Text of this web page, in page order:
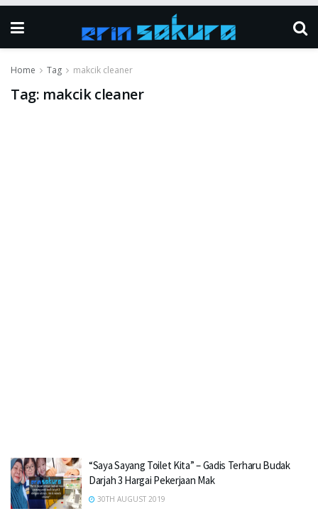
Home Tag makcik cleaner
Tag: makcik cleaner
“Saya Sayang Toilet Kita” – Gadis Terharu Budak
Darjah 3 Hargai Pekerjaan Mak
30TH AUGUST 2019